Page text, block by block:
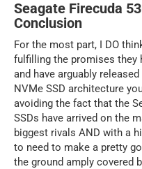
Seagate Firecuda
Conclusion
For the most part, I DO
fulfilling the promises they
and have arguably
NVMe SSD architecture
avoiding the fact that the
SSDs have arrived on the
biggest rivals AND with a
to need to make a pretty
the ground amply covered